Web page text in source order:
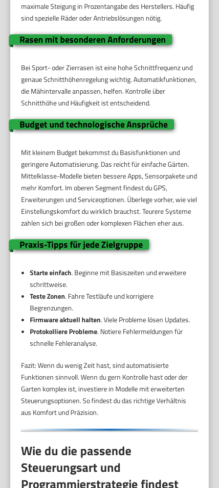
maximale Steigung in Prozentangabe des Herstellers. Häufig
sind spezielle Räder oder Antriebslösungen nötig.
Rasen mit besonderen Anforderungen
Bei Sport- oder Zierrasen ist eine hohe Schnittfrequenz und
genaue Schnitthöhenregelung wichtig. Automatikfunktionen,
die Mähintervalle anpassen, helfen. Kontrolle über
Schnitthöhe und Häufigkeit ist entscheidend.
Budget und technologische Ansprüche
Mit kleinem Budget bekommst du Basisfunktionen und
geringere Automatisierung. Das reicht für einfache Gärten.
Mittelklasse-Modelle bieten bessere Apps, Sensorpakete und
mehr Komfort. Im oberen Segment findest du GPS,
Erweiterungen und Serviceoptionen. Überlege vorher, wie viel
Einstellungskomfort du wirklich brauchst. Teurere Systeme
zahlen sich bei großen oder komplexen Flächen eher aus.
Praxis-Tipps für jede Zielgruppe
Starte einfach. Beginne mit Basiszeiten und erweitere
schrittweise.
Teste Zonen. Fahre Testläufe und korrigiere
Begrenzungen.
Firmware aktuell halten. Viele Probleme lösen Updates.
Protokolliere Probleme. Notiere Fehlermeldungen für
schnelle Fehleranalyse.
Fazit: Wenn du wenig Zeit hast, sind automatisierte
Funktionen sinnvoll. Wenn du gern Kontrolle hast oder der
Garten komplex ist, investiere in Modelle mit erweiterten
Steuerungsoptionen. So findest du das richtige Verhältnis
aus Komfort und Präzision.
Wie du die passende
Steuerungsart und
Programmierstrategie findest